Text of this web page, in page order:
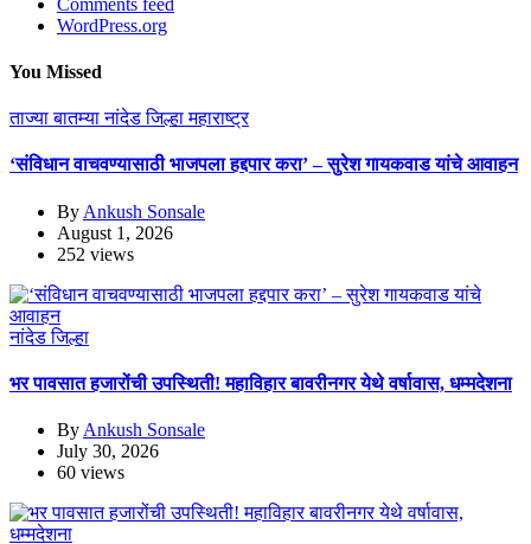
WordPress.org
You Missed
ताज्या बातम्यानांदेड जिल्हामहाराष्ट्र
‘संविधान वाचवण्यासाठी भाजपला हद्दपार करा’ – सुरेश गायकवाड यांचे आवाहन
By Ankush Sonsale
August 1, 2026
252 views
नांदेड जिल्हा
भर पावसात हजारोंची उपस्थिती! महाविहार बावरीनगर येथे वर्षावास, धम्मदेशना
By Ankush Sonsale
July 30, 2026
60 views